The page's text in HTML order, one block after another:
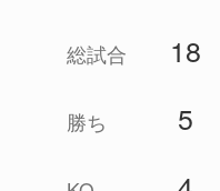
総試合 18
勝ち 5